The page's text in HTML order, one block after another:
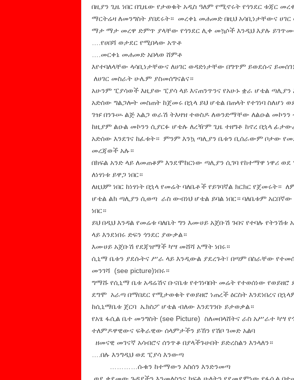
በዚያን ጊዜ ነበር በጊዜው የታወቁት አዲስ ዓለም የሚኖሩት የጎንደር ቱጃር
ማርትሬዛ ለመንግስት ያበደሩት። መረቀኔ መሐመድ በዚህ አሳቢነታቸውና
ማታ ማታ መረዋ ድምጥ ያላቸው የጎንደር ሊቀ መኳሶች እንዲህ እያሉ ይገጥሙ
….የሀበሻ ወታደር የሚበላው አጥቶ
….መርቀኔ መሐመድ አበላወ ሸምቶ
እየተባለላቸው ላሳቢነታቸውና ለሀገር ወዳድነታቸው በግጥም ይወደሱና
ለሀገር መስራት ሁሌም ያስመሰግናልና።
አሁንም ፒያሳወች እዚያው ፒያሳ ላይ እናጠንጥንና የአሁኑ ቋራ ሆቴል ጣሊያን
አድሰው ግልጋሎት መስጠት ከጀመሩ በኋላ ይህ ሆቴል በጠላት የተገነባ ስለሆነ
ገዡ በንጉሡ ልጅ አልጋ ወራሽ ትእዛዝ ተወስዶ ለወንድማቸው ለልዑል መኮንን
ከዚያም ልዑል መኮንን ሲያርፉ ሆቴሉ ለረዥም ጊዜ ተዘግቶ ከኖረ በኋላ
አድሰው እንደገና ከፈቱት። ምንም እንኳ ጣሊያን ቤቱን ቢሰራውም ቦታው
መረጃወች አሉ።
በክፍል አንድ ላይ ለመጠቆም እንደሞከርነው ጣሊያን ሲገባ የከተማዋ ነዋሪ
ለነፃነቱ ይዋጋ ነበር።
ለዚህም ነበር ከነፃነት በኋላ የመሬት ባለቤቶች የይገባኛል ክርክር የጀመሩት።
ሆቴል ልክ ጣሊያን ሲወጣ ራስ ውብነህ ሆቴል ይባል ነበር። ባለቤቱም
ነበር።
ይህ በዲህ እንዳል የመሬቱ ባለቤት ግን እሙሀይ አጀቡሽ ጉበና የተባሉ የትንሽቱ
ላይ እንደነበሩ ድፍን ጎንደር ያውቃል።
እሙሀይ አጀቡሽ የደጃዝማች ካሣ መሸሻ አማት ነበሩ።
ሲኒማ ቤቱን ያደሱትና ሥራ ላይ እንዲውል ያደረጉት፣ በጣም በስራቸው
መንገሻ (see picture)ነበሩ።
ግማሹ የሲኒማ ቤቱ አዳሬሽና ቡናቤቱ የተገነባበት መሬት የተወሰነው የወይዘሮ
ደግሞ አራጣ በማበደር የሚታወቁት የወይዘሮ ነጠረች ዕርስት እንደነበረና
ከሲኒማቤቱ ጀርባ ኤክስፖ ሆቴል ብለው እንደገንቡ ይታወቃል።
የአፄ ፋሲል ቤተ መንግስት (see Picture) ስለመበላሸትና ራስ አሥራተ ካሣ
ተለምዶዋዊውና ፍቅራዊው ሰላምታችን ይኸን የሽቦ ገመድ አልባ
ዘመናዊ መገናኛ አሳብሮና ሰንጥቆ በያላችጉሁበት ይድረስልን እንላለን።
….በሉ እንግዲህ ወደ ፒያሳ እንውጣ
…………ሱቁን ከተማውን አስሰን እንድንመጣ